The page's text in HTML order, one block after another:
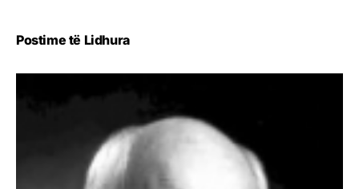
Postime të Lidhura